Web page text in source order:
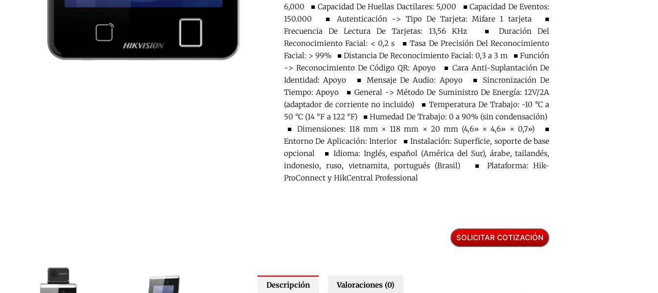
6,000 ■ Capacidad De Huellas Dactilares: 5,000 ■ Capacidad De Eventos:
150.000 ■ Autenticación -> Tipo De Tarjeta: Mifare 1 tarjeta ■
Frecuencia De Lectura De Tarjetas: 13,56 KHz ■ Duración Del
Reconocimiento Facial: < 0,2 s ■ Tasa De Precisión Del Reconocimiento
Facial: > 99% ■ Distancia De Reconocimiento Facial: 0,3 a 3 m ■ Función
-> Reconocimiento De Código QR: Apoyo ■ Cara Anti-Suplantación De
Identidad: Apoyo ■ Mensaje De Audio: Apoyo ■ Sincronización De
Tiempo: Apoyo ■ General -> Método De Suministro De Energía: 12V/2A
(adaptador de corriente no incluido) ■ Temperatura De Trabajo: -10 °C a
50 °C (14 °F a 122 °F) ■ Humedad De Trabajo: 0 a 90% (sin condensación)
■ Dimensiones: 118 mm × 118 mm × 20 mm (4,6» × 4,6» × 0,7») ■
Entorno De Aplicación: Interior ■ Instalación: Superficie, soporte de base
opcional ■ Idioma: Inglés, español (América del Sur), árabe, tailandés,
indonesio, ruso, vietnamita, portugués (Brasil) ■ Plataforma: Hik-
ProConnect y HikCentral Professional
SOLICITAR COTIZACIÓN
Descripción Valoraciones (0)